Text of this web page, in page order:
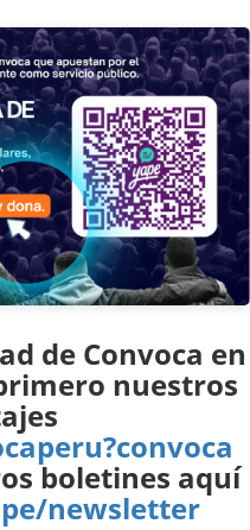
de Convoca en
nuestros
boletines aquí
newsletter